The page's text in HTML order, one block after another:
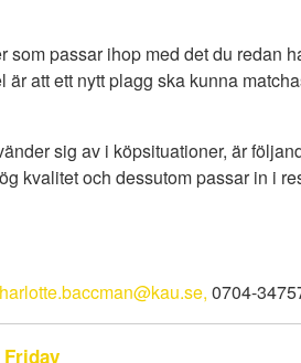
som passar ihop med det du redan
att ett nytt plagg ska kunna
sig av i köpsituationer, är
kvalitet och dessutom passar in i
0704-